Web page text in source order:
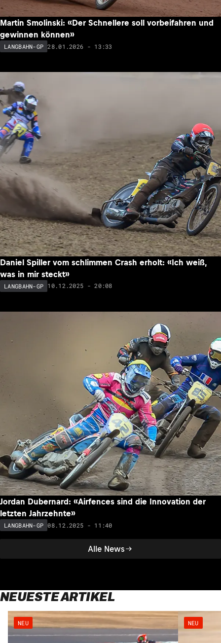
Alle News
Martin Smolinski: «Der Schnellere soll vorbeifahren und
gewinnen können»
LANGBAHN-GP 28.01.2026 - 13:33
Daniel Spiller vom schlimmen Crash erholt: «Ich weiß,
was in mir steckt»
LANGBAHN-GP 10.12.2025 - 20:08
Jordan Dubernard: «Airfences sind die Innovation der
letzten Jahrzehnte»
LANGBAHN-GP 08.12.2025 - 11:40
NEUESTE ARTIKEL
NEU NEU